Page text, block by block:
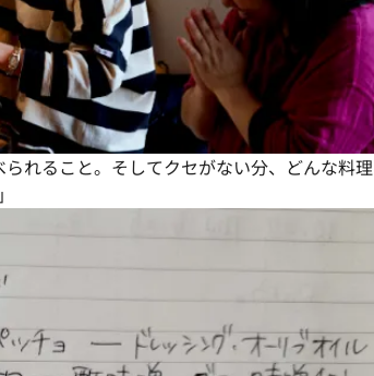
られること。そしてクセがない分、どんな料理